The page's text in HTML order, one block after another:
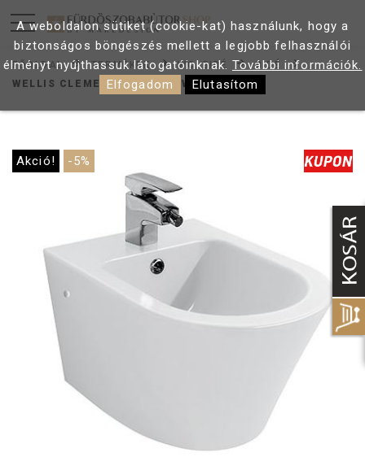
FŐOLDAL TERMÉKEK WC, BIDÉ
BIDÉ
WELLIS CLEMENT FALI BIDÉ WF00092
Akció! -5%
A weboldalon sütiket (cookie-kat) használunk, hogy a
biztonságos böngészés mellett a legjobb felhasználói
élményt nyújthassuk látogatóinknak. További információk.
Elfogadom
Elutasítom